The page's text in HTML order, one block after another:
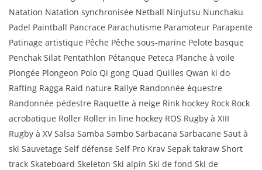
Natation Natation synchronisée Netball Ninjutsu Nunchaku
Padel Paintball Pancrace Parachutisme Paramoteur Parapente
Patinage artistique Pêche Pêche sous-marine Pelote basque
Penchak Silat Pentathlon Pétanque Peteca Planche à voile
Plongée Plongeon Polo Qi gong Quad Quilles Qwan ki do
Rafting Ragga Raid nature Rallye Randonnée équestre
Randonnée pédestre Raquette à neige Rink hockey Rock Rock
acrobatique Roller Roller in line hockey ROS Rugby à XIII
Rugby à XV Salsa Samba Sambo Sarbacana Sarbacane Saut à
ski Sauvetage Self défense Self Pro Krav Sepak takraw Short
track Skateboard Skeleton Ski alpin Ski de fond Ski de